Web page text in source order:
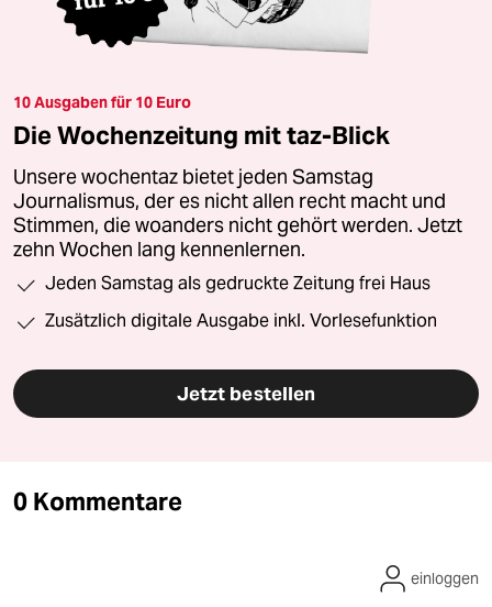
10 Ausgaben für 10 Euro
Die Wochenzeitung mit taz-Blick
Unsere wochentaz bietet jeden Samstag
Journalismus, der es nicht allen recht macht und
Stimmen, die woanders nicht gehört werden. Jetzt
zehn Wochen lang kennenlernen.
Jeden Samstag als gedruckte Zeitung frei Haus
Zusätzlich digitale Ausgabe inkl. Vorlesefunktion
Jetzt bestellen
0 Kommentare
einloggen